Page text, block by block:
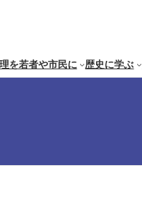
を若者や市民に 歴史に学ぶ